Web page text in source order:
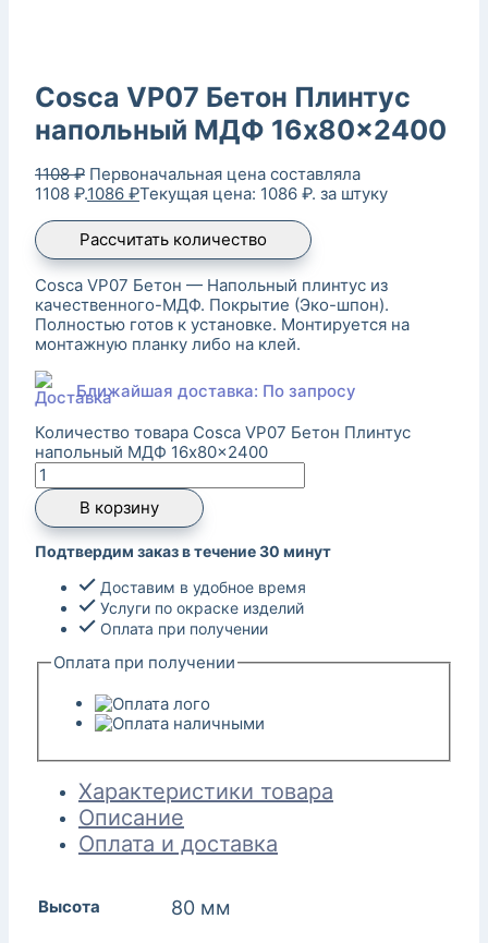
Cosca VP07 Бетон Плинтус
напольный МДФ 16x80x2400
1108₽ Первоначальная цена составляла
1108 ₽.1086 ₽Текущая цена: 1086 ₽. за штуку
Рассчитать количество
Cosca VP07 Бетон — Напольный плинтус из
качественного-МДФ. Покрытие (Эко-шпон).
Полностью готов к установке. Монтируется на
монтажную планку либо на клей.
Ближайшая доставка: По запросу
Количество товара Cosca VP07 Бетон Плинтус
напольный МДФ 16x80x2400
В корзину
Подтвердим заказ в течение 30 минут
Доставим в удобное время
Услуги по окраске изделий
Оплата при получении
Оплата при получении
Характеристики товара
Описание
Оплата и доставка
Высота 80 мм